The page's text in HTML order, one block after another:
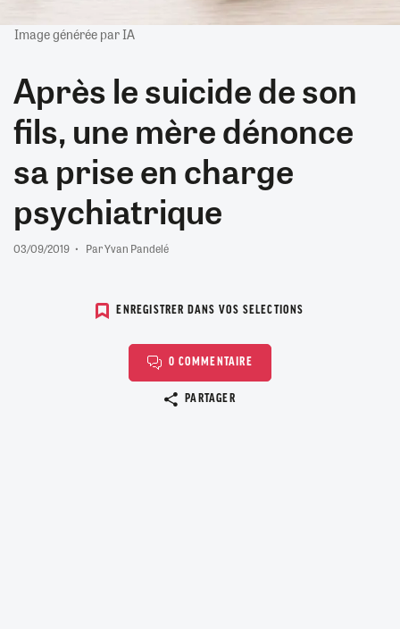
Image générée par IA
Après le suicide de son
fils, une mère dénonce
sa prise en charge
psychiatrique
03/09/2019 Par Yvan Pandelé
ENREGISTRER DANS VOS SELECTIONS
0 COMMENTAIRE
PARTAGER